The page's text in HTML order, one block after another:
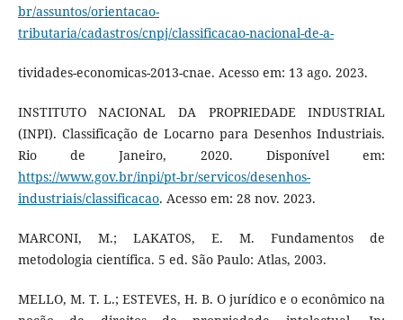
br/assuntos/orientacao-
tributaria/cadastros/cnpj/classificacao-nacional-de-a-
tividades-economicas-2013-cnae. Acesso em: 13 ago. 2023.
INSTITUTO NACIONAL DA PROPRIEDADE INDUSTRIAL
(INPI). Classificação de Locarno para Desenhos Industriais.
Rio de Janeiro, 2020. Disponível em:
https://www.gov.br/inpi/pt-br/servicos/desenhos-
industriais/classificacao. Acesso em: 28 nov. 2023.
MARCONI, M.; LAKATOS, E. M. Fundamentos de
metodologia científica. 5 ed. São Paulo: Atlas, 2003.
MELLO, M. T. L.; ESTEVES, H. B. O jurídico e o econômico na